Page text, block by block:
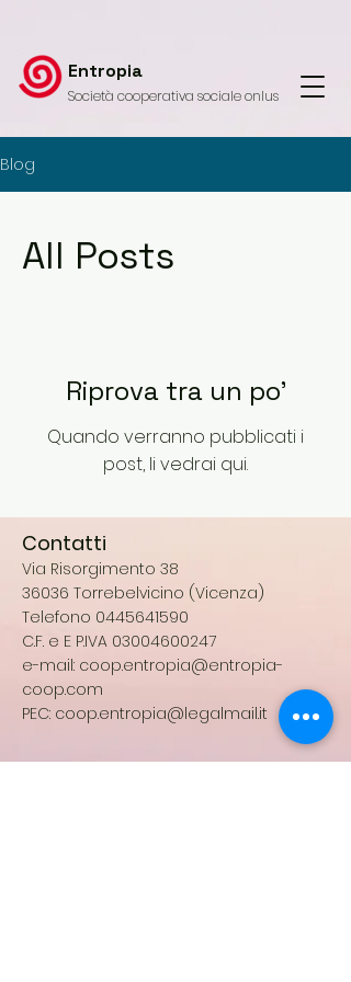
Società cooperativa sociale onlus
Entropia
Blog
All Posts
Riprova tra un po'
Quando verranno pubblicati i
post, li vedrai qui.
Contatti
Via Risorgimento 38
36036 Torrebelvicino (Vicenza)
Telefono 0445641590
C.F. e E P.IVA 03004600247
e-mail: coop.entropia@entropia-
coop.com
​PEC: coop.entropia@legalmail.it